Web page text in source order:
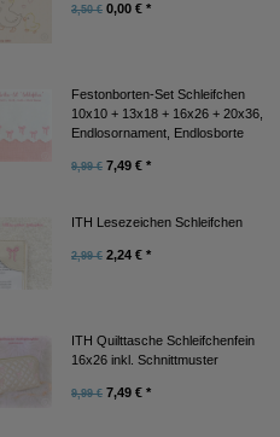
3,50 € 0,00 € *
Festonborten-Set Schleifchen
10x10 + 13x18 + 16x26 + 20x36,
Endlosornament, Endlosborte
9,99 € 7,49 € *
ITH Lesezeichen Schleifchen
2,99 € 2,24 € *
ITH Quilttasche Schleifchenfein
16x26 inkl. Schnittmuster
9,99 € 7,49 € *